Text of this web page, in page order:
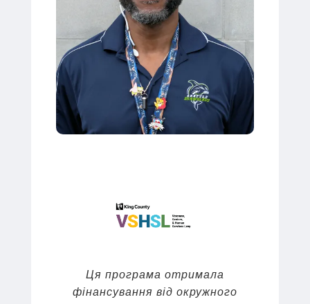
Ця програма отримала
фінансування від окружного